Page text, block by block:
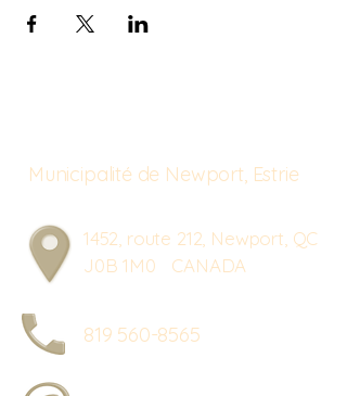
Municipalité de Newport, Estrie
1452, route 212, Newport, QC
J0B 1M0 CANADA
819 560-8565